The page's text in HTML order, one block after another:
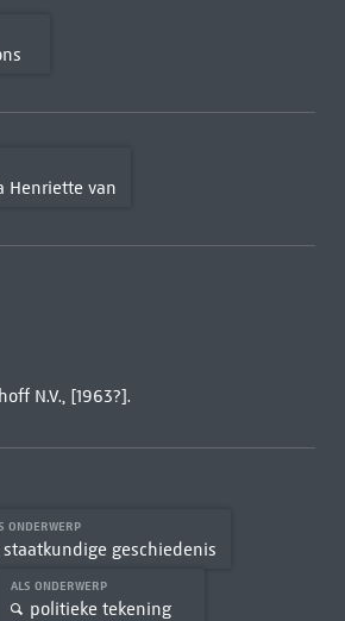
Henriette van
N.V., [1963?].
ONDERWERP
staatkundige geschiedenis
ALS ONDERWERP
politieke tekening